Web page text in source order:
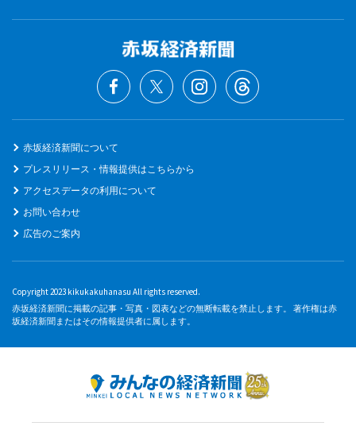
赤坂経済新聞について
プレスリリース・情報提供はこちらから
アクセスデータの利用について
お問い合わせ
広告のご案内
Copyright 2023 kikukakuhanasu All rights reserved.
赤坂経済新聞に掲載の記事・写真・図表などの無断転載を禁止します。 著作権は赤
坂経済新聞またはその情報提供者に属します。